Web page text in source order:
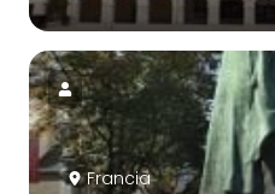
Francia